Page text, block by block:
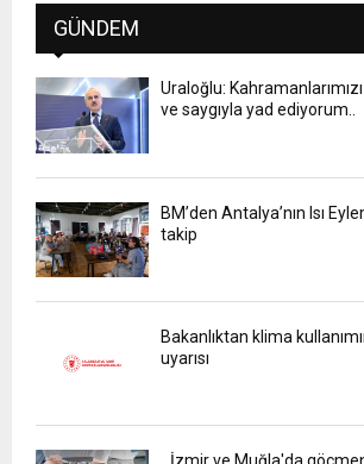
GÜNDEM
Uraloğlu:
ve saygıyla yad ediyorum..
BM’den Antalya’nın Isı
takip
Bakanlıktan klima
uyarısı